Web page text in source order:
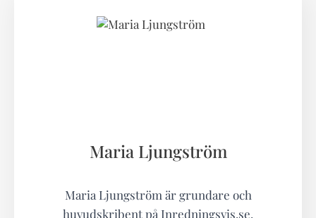
Maria Ljungström
Maria Ljungström är grundare och
huvudskribent på Inredningsvis.se,